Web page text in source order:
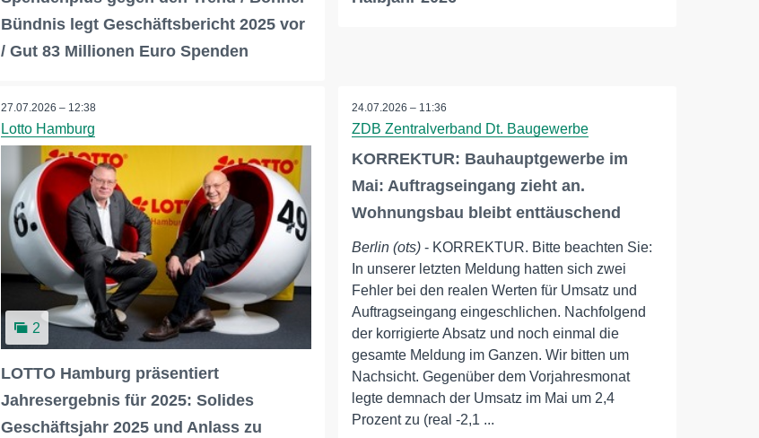
Bündnis legt Geschäftsbericht 2025 vor
/ Gut 83 Millionen Euro Spenden
27.07.2026 – 12:38
Lotto Hamburg
2
LOTTO Hamburg präsentiert
Jahresergebnis für 2025: Solides
Geschäftsjahr 2025 und Anlass zu
24.07.2026 – 11:36
ZDB Zentralverband Dt. Baugewerbe
KORREKTUR: Bauhauptgewerbe im
Mai: Auftragseingang zieht an.
Wohnungsbau bleibt enttäuschend
Berlin (ots) - KORREKTUR. Bitte beachten Sie:
In unserer letzten Meldung hatten sich zwei
Fehler bei den realen Werten für Umsatz und
Auftragseingang eingeschlichen. Nachfolgend
der korrigierte Absatz und noch einmal die
gesamte Meldung im Ganzen. Wir bitten um
Nachsicht. Gegenüber dem Vorjahresmonat
legte demnach der Umsatz im Mai um 2,4
Prozent zu (real -2,1 ...